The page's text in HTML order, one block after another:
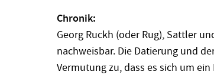
Chronik:
Georg Ruckh (oder Rug), Sattler
nachweisbar. Die Datierung und
Vermutung zu, dass es sich um